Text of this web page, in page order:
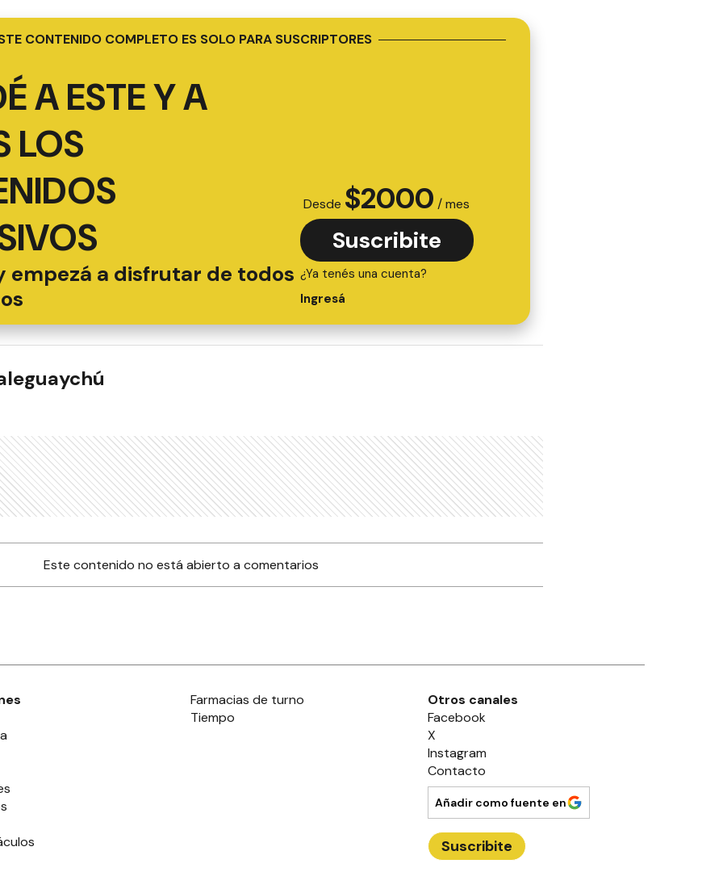
CONTENIDO COMPLETO ES SOLO PARA SUSCRIPTORES
A ESTE Y A
LOS
empezá a disfrutar de todos
Desde $2000 / mes
Suscribite
¿Ya tenés una cuenta?
Ingresá
Este contenido no está abierto a comentarios
Farmacias de turno
Tiempo
Otros canales
Facebook
X
Instagram
Contacto
Añadir como fuente en
Suscribite